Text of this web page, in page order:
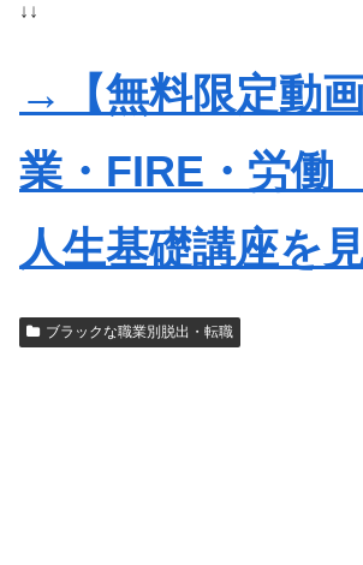
↓↓
→【無料限定動
業・FIRE・労
人生基礎講座を
ブラックな職業別脱出・転職